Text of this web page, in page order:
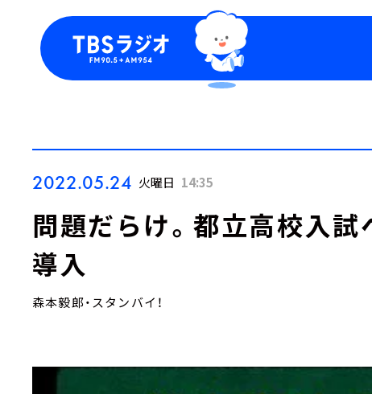
2022.05.24 火曜日 14:35
問題だらけ。都立高校入
導入
森本毅郎・スタンバイ！